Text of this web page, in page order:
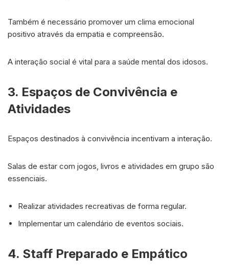
Também é necessário promover um clima emocional
positivo através da empatia e compreensão.
A interação social é vital para a saúde mental dos idosos.
3. Espaços de Convivência e
Atividades
Espaços destinados à convivência incentivam a interação.
Salas de estar com jogos, livros e atividades em grupo são
essenciais.
Realizar atividades recreativas de forma regular.
Implementar um calendário de eventos sociais.
4. Staff Preparado e Empático